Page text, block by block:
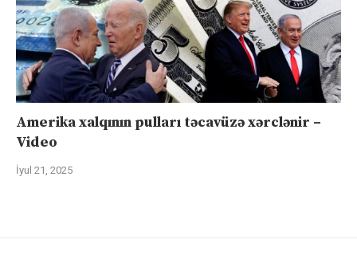
Amerika xalqının pulları təcavüzə xərclənir –
Video
İyul 21, 2025